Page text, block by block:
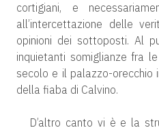
cortigiani, e
all’intercettazione delle
opinioni dei sottoposti. Al
inquietanti somiglianze fra
secolo e il palazzo-orecchio
della fiaba di Calvino.
D’altro canto vi è e la